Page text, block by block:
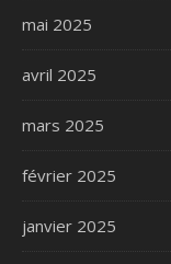
mai 2025
avril 2025
mars 2025
février 2025
janvier 2025